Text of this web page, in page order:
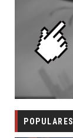
POPULARES